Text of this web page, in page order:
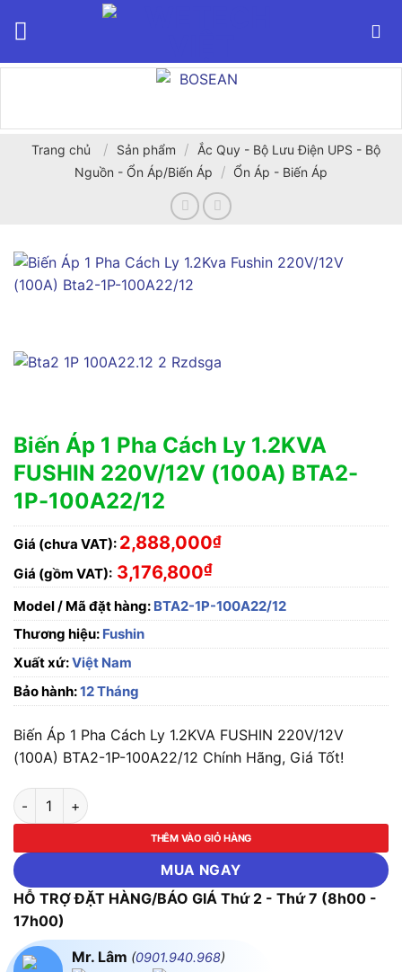
Trang chủ / Sản phẩm /
Ắc Quy - Bộ Lưu Điện UPS - Bộ
Nguồn - Ổn Áp/Biến Áp
/ Ổn Áp - Biến Áp
Biến Áp 1 Pha Cách Ly 1.2KVA
FUSHIN 220V/12V (100A) BTA2-
1P-100A22/12
Giá (chưa VAT): 2,888,000₫
Giá (gồm VAT): 3,176,800₫
Model / Mã đặt hàng: BTA2-1P-100A22/12
Thương hiệu: Fushin
Xuất xứ:Việt Nam
Bảo hành:12 Tháng
Biến Áp 1 Pha Cách Ly 1.2KVA FUSHIN 220V/12V
(100A) BTA2-1P-100A22/12 Chính Hãng, Giá Tốt!
Biến Áp 1 Pha Cách Ly 1.2KVA FUSHIN 220V/12V (100A)
THÊM VÀO GIỎ HÀNG
MUA NGAY
HỖ TRỢ ĐẶT HÀNG/BÁO GIÁ Thứ 2 - Thứ 7 (8h00 -
17h00)
Mr. Lâm (0901.940.968)